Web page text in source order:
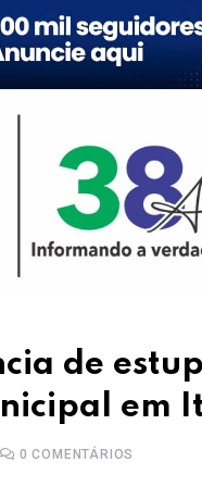
de
em
0 COMENTÁRIOS